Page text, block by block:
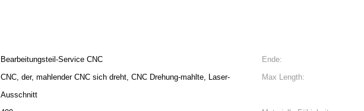
Bearbeitungsteil-Service CNC Ende:
CNC, der, mahlender CNC sich dreht, CNC Drehung-mahlte, Laser-
Ausschnitt
Max Length: